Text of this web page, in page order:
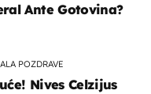
Ante Gotovina?
POZDRAVE
Nives Celzijus